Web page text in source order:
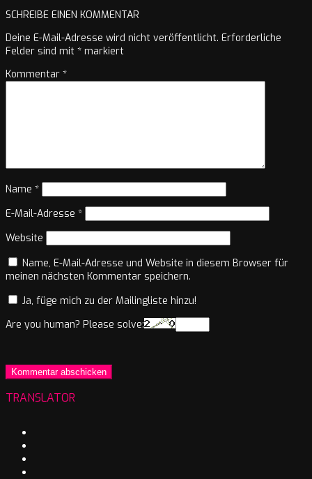
SCHREIBE EINEN KOMMENTAR
Deine E-Mail-Adresse wird nicht veröffentlicht. Erforderliche
Felder sind mit * markiert
Kommentar *
Name *
E-Mail-Adresse *
Website
Name, E-Mail-Adresse und Website in diesem Browser für
meinen nächsten Kommentar speichern.
Ja, füge mich zu der Mailingliste hinzu!
Are you human? Please solve:
TRANSLATOR